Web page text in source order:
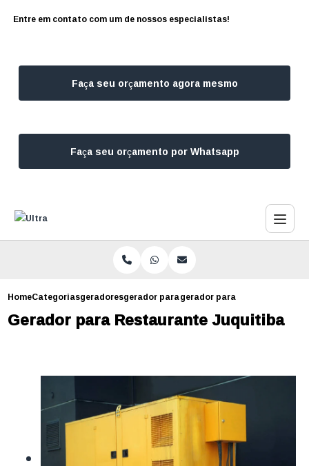
Entre em contato com um de nossos especialistas!
Faça seu orçamento agora mesmo
Faça seu orçamento por Whatsapp
HomeCategoriasgeradoresgerador para escritoriogerador para restaurante
Gerador para Restaurante Juquitiba